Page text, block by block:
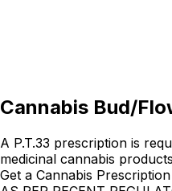
Cannabis Bud/
A P.T.33 prescription is
medicinal cannabis products
Get a Cannabis